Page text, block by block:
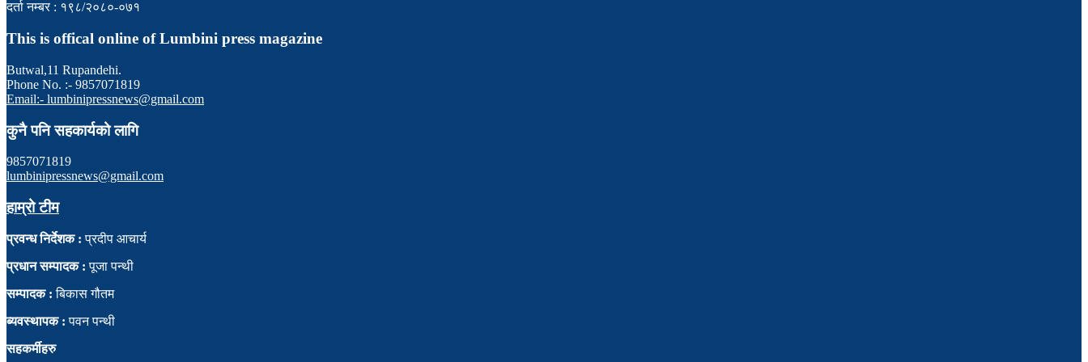
दर्ता नम्बर : १९८/२०८०-०७१
This is offical online of Lumbini press magazine
Butwal,11 Rupandehi.
Phone No. :- 9857071819
Email:- lumbinipressnews@gmail.com
कुनै पनि सहकार्यको लागि
9857071819
lumbinipressnews@gmail.com
हाम्रो टीम
प्रवन्ध निर्देशक : प्रदीप आचार्य
प्रधान सम्पादक : पूजा पन्थी
सम्पादक :बिकास गौतम
ब्यवस्थापक : पवन पन्थी
सहकर्मीहरु